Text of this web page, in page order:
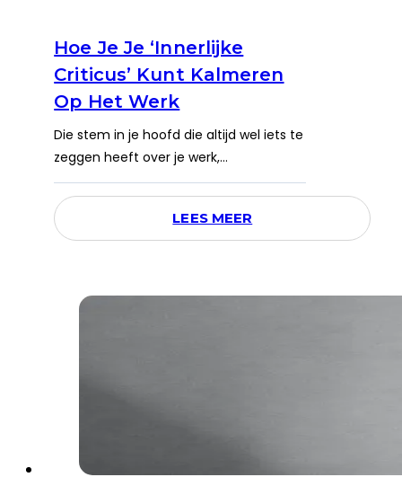
Hoe Je Je ‘innerlijke
Criticus’ Kunt Kalmeren
Op Het Werk
Die stem in je hoofd die altijd wel iets te
zeggen heeft over je werk,…
LEES MEER